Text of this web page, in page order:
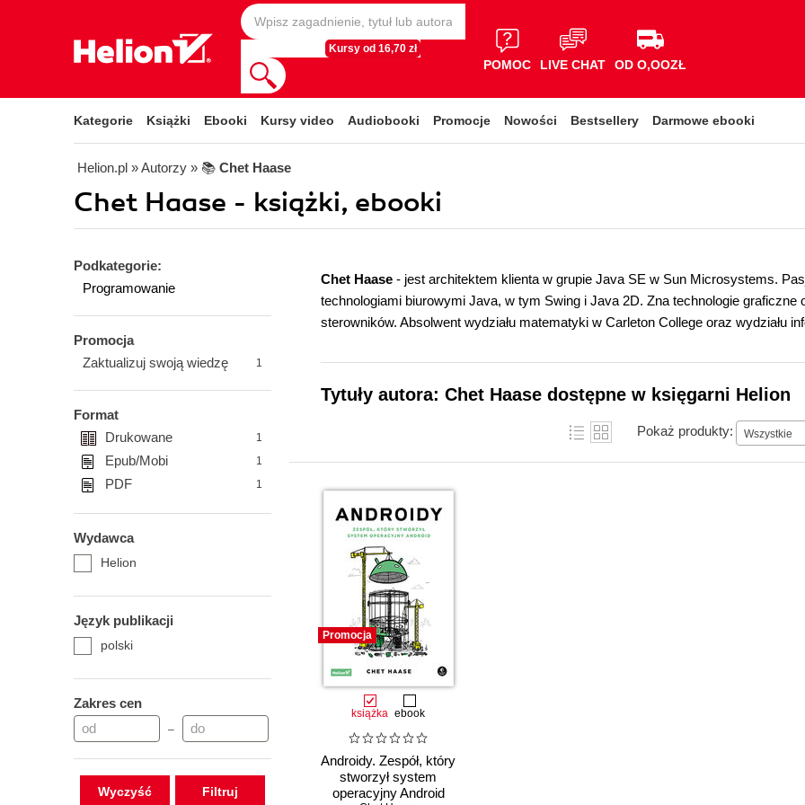
Kursy od 16,70 zł
POMOC LIVE CHAT OD O,OOZŁ
Kategorie Książki Ebooki Kursy video Audiobooki Promocje Nowości Bestsellery Darmowe ebooki
Helion.pl » Autorzy » 📚 Chet Haase
Chet Haase - książki, ebooki
Podkategorie:
Programowanie
Promocja
Zaktualizuj swoją wiedzę
1
Format
Drukowane
1
Epub/Mobi 1
PDF 1
Wydawca
Helion
Język publikacji
polski
Zakres cen
–
Wyczyść
Chet Haase - jest architektem klienta w grupie Java SE w Sun Microsystems.
technologiami biurowymi Java, w tym Swing i Java 2D. Zna technologie graficzne
sterowników. Absolwent wydziału matematyki w Carleton College oraz wydziału
Tytuły autora: Chet Haase dostępne w księgarni Helion
Pokaż produkty: Wszystkie
Promocja
książka ebook
Androidy. Zespół, który
stworzył system
operacyjny Android